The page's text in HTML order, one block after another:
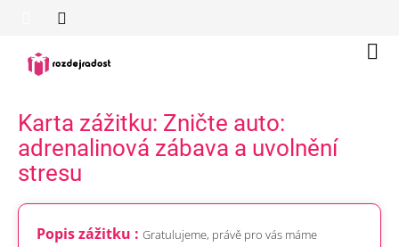
Karta zážitku: Zničte auto:
adrenalinová zábava a uvolnění
stresu
Popis zážitku : Gratulujeme, právě pro vás máme